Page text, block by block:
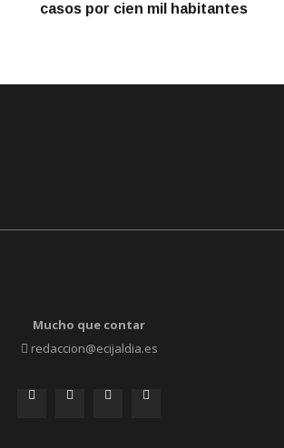
casos por cien mil habitantes
Mucho que contar
redaccion@ecijaldia.es